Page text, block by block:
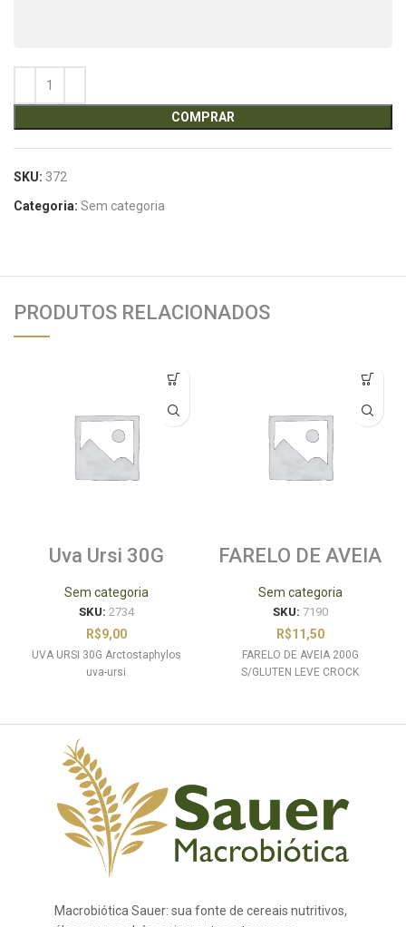
COMPRAR
SKU: 372
Categoria: Sem categoria
PRODUTOS RELACIONADOS
Uva Ursi 30G
uva-ursi
Sem categoria
SKU: 2734
R$9,00
UVA URSI 30G Arctostaphylos
uva-ursi
FARELO DE AVEIA
LEVE CROCK
Sem categoria
SKU: 7190
R$11,50
FARELO DE AVEIA 200G
S/GLUTEN LEVE CROCK
Macrobiótica Sauer: sua fonte de cereais nutritivos,